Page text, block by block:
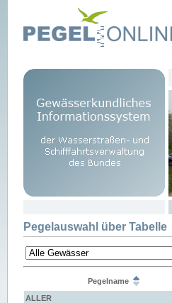
Pegelauswahl über Tabelle
Pegelname
ALLER